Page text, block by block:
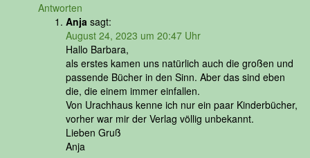
Antworten
Anja sagt:
August 24, 2023 um 20:47 Uhr
Hallo Barbara,
als erstes kamen uns natürlich auch die großen und
passende Bücher in den Sinn. Aber das sind eben
die, die einem immer einfallen.
Von Urachhaus kenne ich nur ein paar Kinderbücher,
vorher war mir der Verlag völlig unbekannt.
Lieben Gruß
Anja